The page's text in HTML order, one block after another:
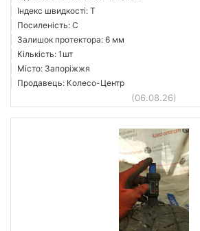
Індекс швидкості: T
Посиленість: C
Залишок протектора: 6 мм
Кількість: 1шт
Місто: Запоріжжя
Продавець: Колесо-Центр
(06.08.26)